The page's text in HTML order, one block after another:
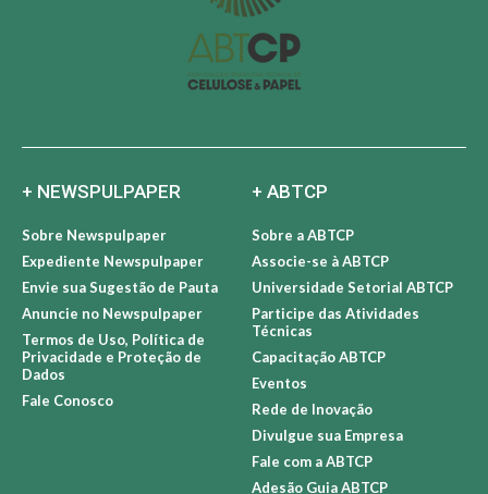
+ NEWSPULPAPER
Sobre Newspulpaper
Expediente Newspulpaper
Envie sua Sugestão de Pauta
Anuncie no Newspulpaper
Termos de Uso, Política de
Privacidade e Proteção de
Dados
Fale Conosco
+ ABTCP
Sobre a ABTCP
Associe-se à ABTCP
Universidade Setorial ABTCP
Participe das Atividades
Técnicas
Capacitação ABTCP
Eventos
Rede de Inovação
Divulgue sua Empresa
Fale com a ABTCP
Adesão Guia ABTCP